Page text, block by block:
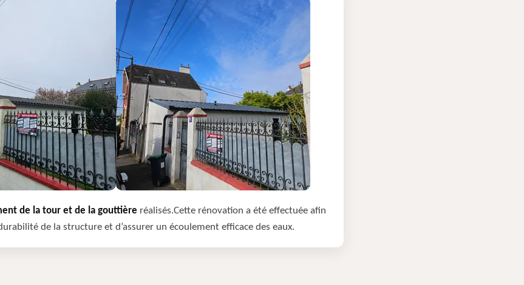
de la tour et de la gouttière réalisés.Cette rénovation a été effectuée afin
de la structure et d’assurer un écoulement efficace des eaux.